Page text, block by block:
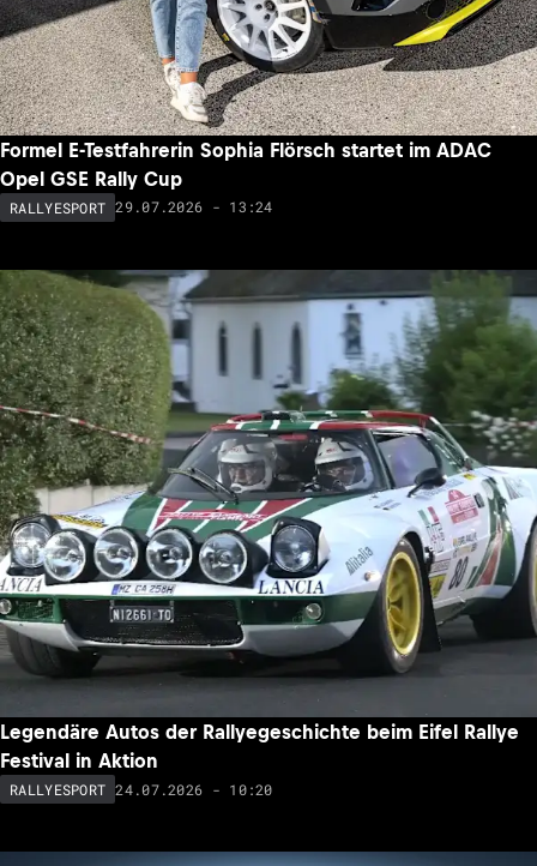
Formel E-Testfahrerin Sophia Flörsch startet im ADAC
Opel GSE Rally Cup
RALLYESPORT 29.07.2026 - 13:24
Legendäre Autos der Rallyegeschichte beim Eifel Rallye
Festival in Aktion
RALLYESPORT 24.07.2026 - 10:20